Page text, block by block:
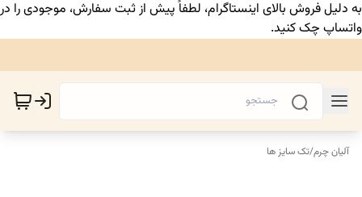
به دلیل فروش بالای اینستاگرام، لطفاً پیش از ثبت سفارش، موجودی را در
واتساپ چک کنید.
آلیان چرم/تک سایز ها